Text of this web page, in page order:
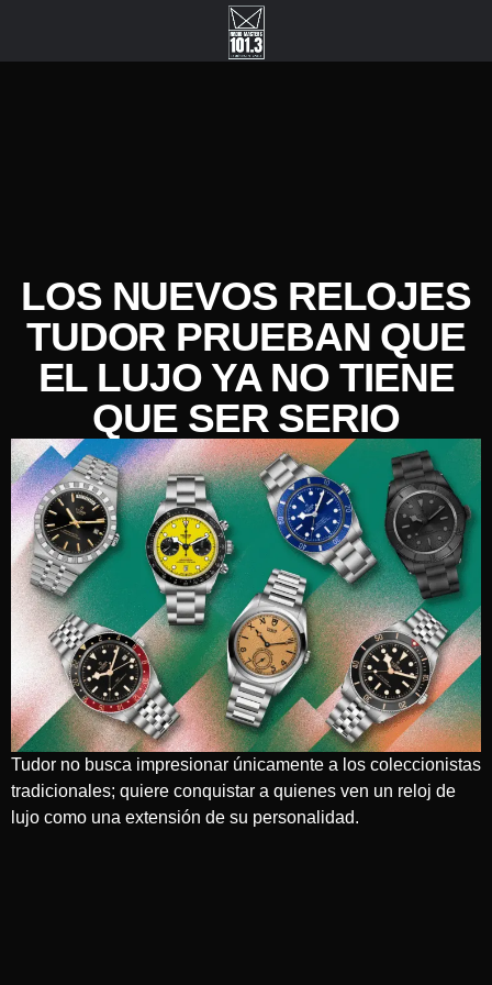
LOS NUEVOS RELOJES
TUDOR PRUEBAN QUE
EL LUJO YA NO TIENE
QUE SER SERIO
Tudor no busca impresionar únicamente a los coleccionistas
tradicionales; quiere conquistar a quienes ven un reloj de
lujo como una extensión de su personalidad.